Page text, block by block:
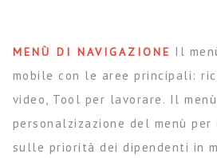
MENÙ DI NAVIGAZIONE Il
mobile con le aree principali:
video, Tool per lavorare. Il
personalzizazione del menù per
sulle priorità dei dipendenti in